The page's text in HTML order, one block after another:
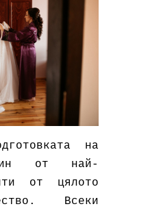
на
от най-
от цялото
Всеки